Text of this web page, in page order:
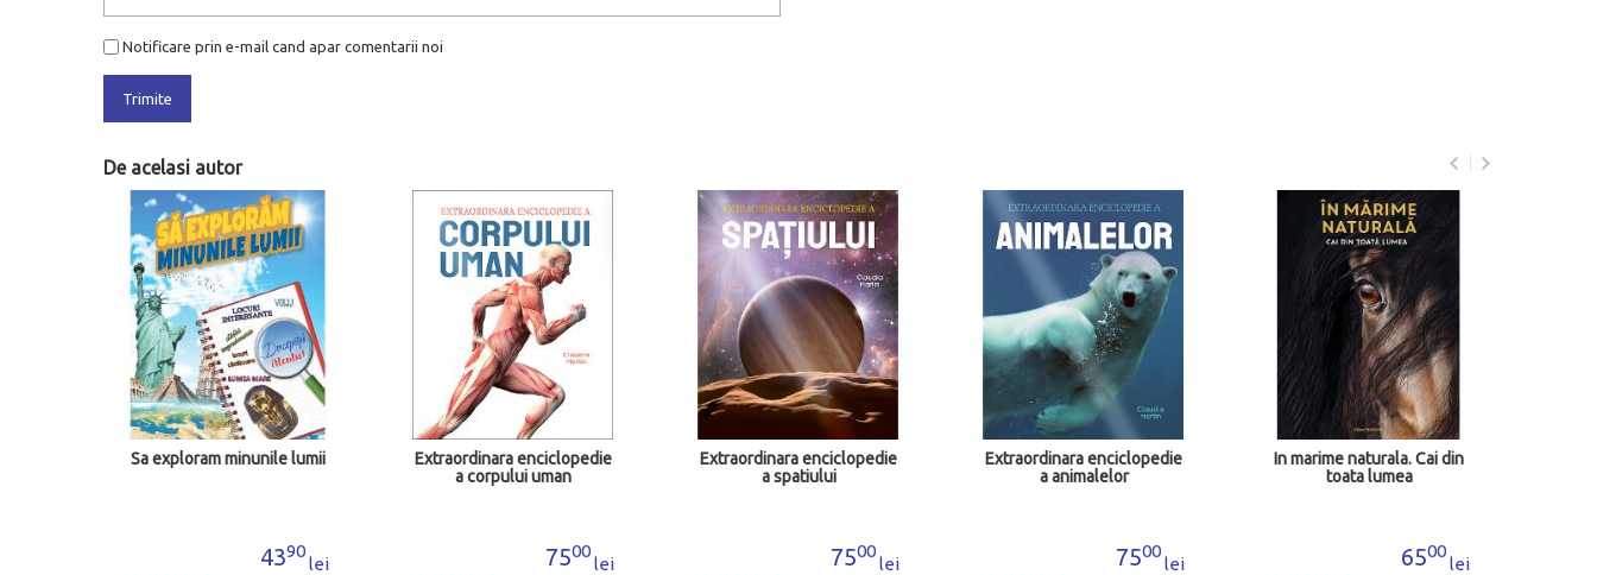
Notificare prin e-mail cand apar comentarii noi
Trimite
De acelasi autor
Extraordinara enciclopedie
7500
lei
Extraordinara enciclopedie
a spatiului
7500
lei
Extraordinara enciclopedie
a animalelor
7500
lei
In marime naturala. Cai din
toata lumea
6500
lei
In marime naturala. Animale
din padure
6500
Adauga in cos